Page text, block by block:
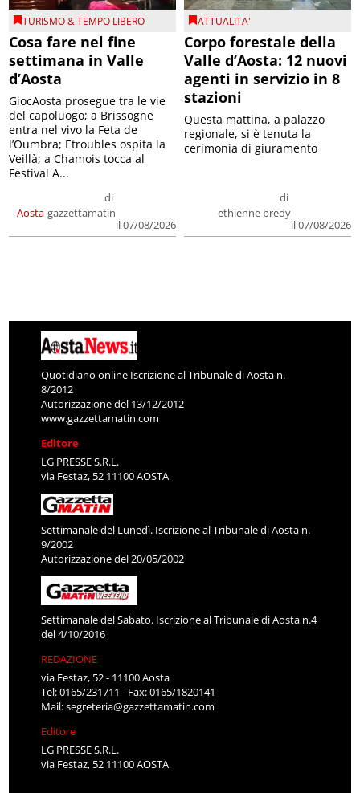
TURISMO & TEMPO LIBERO
Cosa fare nel fine
settimana in Valle
d’Aosta
Aosta
di
gazzettamatin
il 07/08/2026
GiocAosta prosegue tra le vie
del capoluogo; a Brissogne
entra nel vivo la Feta de
l’Oumbra; Etroubles ospita la
Veillà; a Chamois tocca al
Festival A...
ATTUALITA'
Corpo forestale della
Valle d’Aosta: 12 nuovi
agenti in servizio in 8
stazioni
di
ethienne bredy
il 07/08/2026
Questa mattina, a palazzo
regionale, si è tenuta la
cerimonia di giuramento
Quotidiano online Iscrizione al Tribunale di Aosta n.
8/2012
Autorizzazione del 13/12/2012
www.gazzettamatin.com
Editore
LG PRESSE S.R.L.
via Festaz, 52 11100 AOSTA
Settimanale del Lunedì. Iscrizione al Tribunale di Aosta n.
9/2002
Autorizzazione del 20/05/2002
Settimanale del Sabato. Iscrizione al Tribunale di Aosta n.4
del 4/10/2016
REDAZIONE
via Festaz, 52 - 11100 Aosta
Tel: 0165/231711 - Fax: 0165/1820141
Mail:segreteria@gazzettamatin.com
Editore
LG PRESSE S.R.L.
via Festaz, 52 11100 AOSTA